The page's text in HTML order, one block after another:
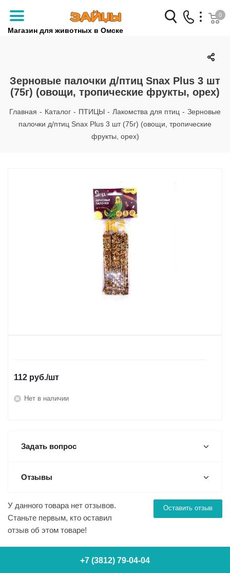
Магазин для животных в Омске
Заказать звонок
+7 (3812) 79-04-04
+7 (950) 959-88-32
0
Зерновые палочки д/птиц Snax Plus 3 шт
(75г) (овощи, тропические фрукты, орех)
Главная - Каталог - ПТИЦЫ - Лакомства для птиц - Зерновые
палочки д/птиц Snax Plus 3 шт (75г) (овощи, тропические
фрукты, орех)
112 руб./шт
Нет в наличии
Задать вопрос
Отзывы
Оставить отзыв
У данного товара нет отзывов.
Станьте первым, кто оставил
отзыв об этом товаре!
+7 (3812) 79-04-04